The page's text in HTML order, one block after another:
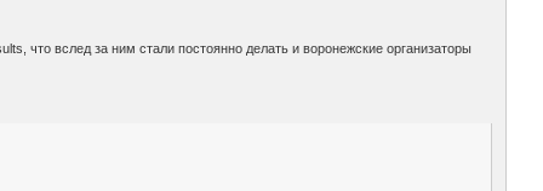
что вслед за ним стали постоянно делать и воронежские организаторы